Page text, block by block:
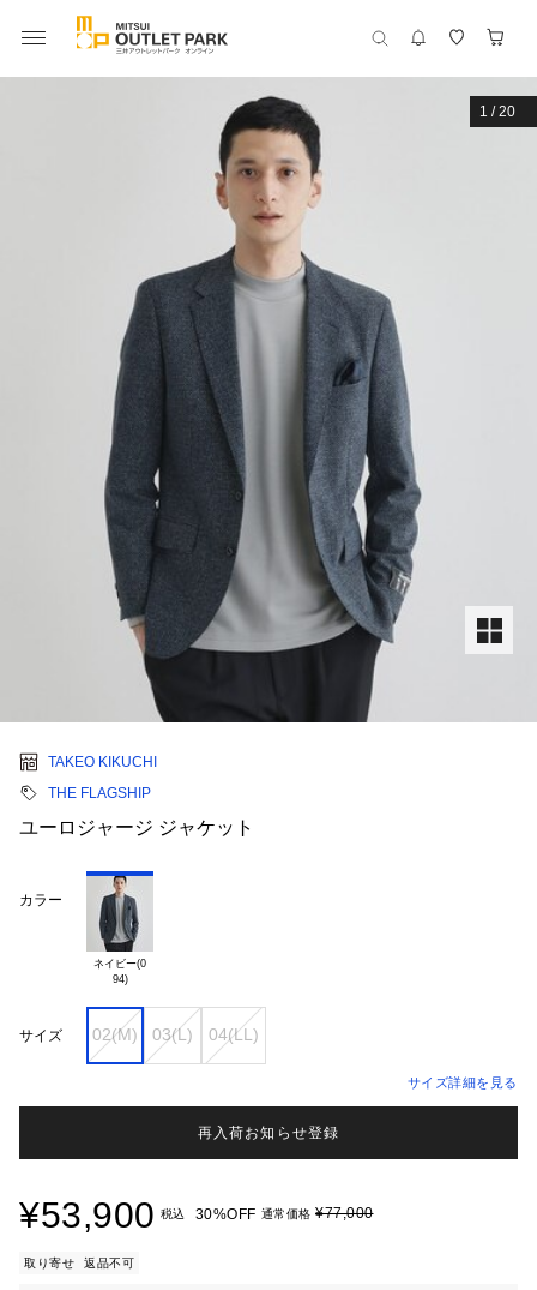
1 /20
TAKEO KIKUCHI
THE FLAGSHIP
ユーロジャージ ジャケット
カラー
ネイビー(0
94)
サイズ 02(M) 03(L) 04(LL)
サイズ詳細を見る
再入荷お知らせ登録
¥53,900 税込 30%OFF 通常価格 ¥77,000
取り寄せ 返品不可